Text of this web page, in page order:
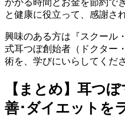
かかる時間とお金を節約で
と健康に役立って、感謝さ
興味のある方は『スクール
式耳つぼ創始者（ドクター
術を、学びにいらしてくださ
【まとめ】耳つ
善･ダイエットを